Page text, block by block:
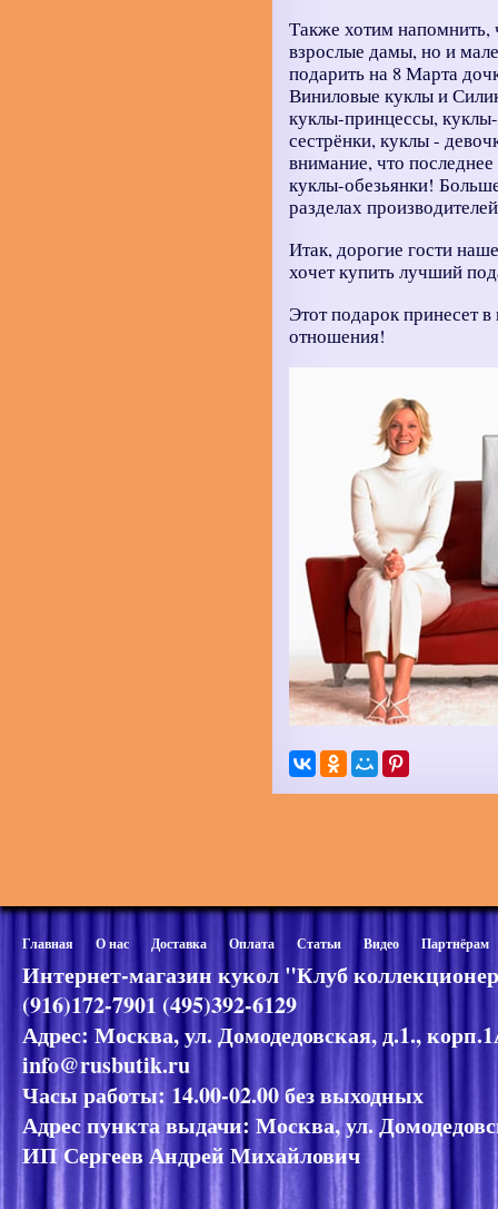
Также хотим напомнить,
взрослые дамы, но и
подарить на 8 Марта
Виниловые куклы и
куклы-принцессы,
сестрёнки, куклы -
внимание, что
куклы-обезьянки!
разделах
Итак, дорогие гости
хочет купить лучший
Этот подарок принесет
отношения!
Главная О нас Доставка Оплата Статьи Видео Партнёрам
Интернет-магазин кукол "Клуб
(916)172-7901 (495)392-6129
Адрес: Москва, ул. Домодедовская, д.1.,
info@rusbutik.ru
Часы работы: 14.00-02.00 без выходных
Адрес пункта выдачи: Москва, ул.
ИП Сергеев Андрей Михайлович